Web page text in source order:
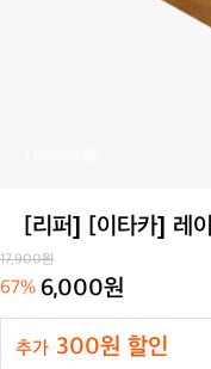
[리퍼] [이타카] 레
17,900원
67% 6,000원
추가 300원 할인